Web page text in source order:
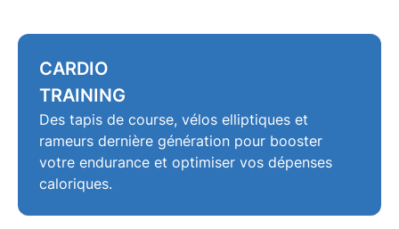
CARDIO
TRAINING
Des tapis de course, vélos elliptiques et
rameurs dernière génération pour booster
votre endurance et optimiser vos dépenses
caloriques.